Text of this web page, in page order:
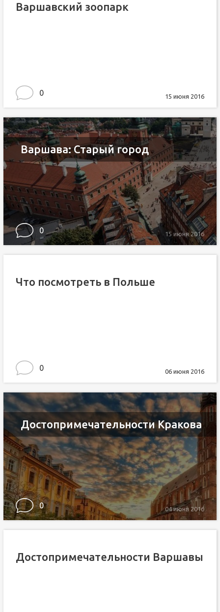
Варшавский зоопарк
0 15 июня 2016
Варшава: Старый город
0 15 июня 2016
Что посмотреть в Польше
0 06 июня 2016
Достопримечательности Кракова
0 04 июня 2016
Достопримечательности Варшавы